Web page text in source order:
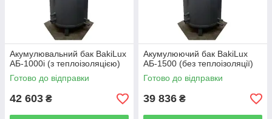
Акумулювальний бак BakiLux
АБ-1000і (з теплоізоляцією)
Готово до відправки
42 603 ₴
Акумулюючий бак BakiLux
АБ-1500 (без теплоізоляції)
Готово до відправки
39 836 ₴